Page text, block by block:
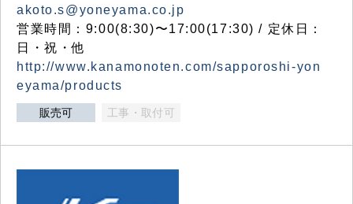
akoto.s@yoneyama.co.jp
営業時間：9:00(8:30)〜17:00(17:30) / 定休日：
日・祝・他
http://www.kanamonoten.com/sapporoshi-yon
eyama/products
販売可 工事・取付可